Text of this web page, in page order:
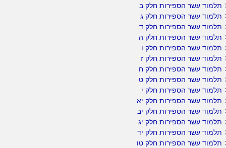
תלמוד עשר הספירות חלק ב
תלמוד עשר הספירות חלק ג
תלמוד עשר הספירות חלק ד
תלמוד עשר הספירות חלק ה
תלמוד עשר הספירות חלק ו
תלמוד עשר הספירות חלק ז
תלמוד עשר הספירות חלק ח
תלמוד עשר הספירות חלק ט
תלמוד עשר הספירות חלק י
תלמוד עשר הספירות חלק יא
תלמוד עשר הספירות חלק יב
תלמוד עשר הספירות חלק יג
תלמוד עשר הספירות חלק יד
תלמוד עשר הספירות חלק טו